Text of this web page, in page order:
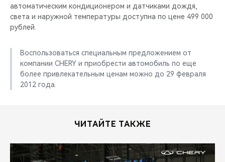
автоматическим кондиционером и датчиками дождя,
света и наружной температуры доступна по цене 499 000
рублей.
Воспользоваться специальным предложением от
компании CHERY и приобрести автомобиль по еще
более привлекательным ценам можно до 29 февраля
2012 года.
ЧИТАЙТЕ ТАКЖЕ